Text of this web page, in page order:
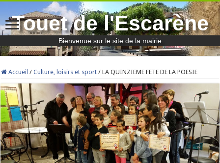
Touet de l'Escarène
Bienvenue sur le site de la mairie
Accueil / Culture, loisirs et sport / LA QUINZIEME FETE DE LA POESIE